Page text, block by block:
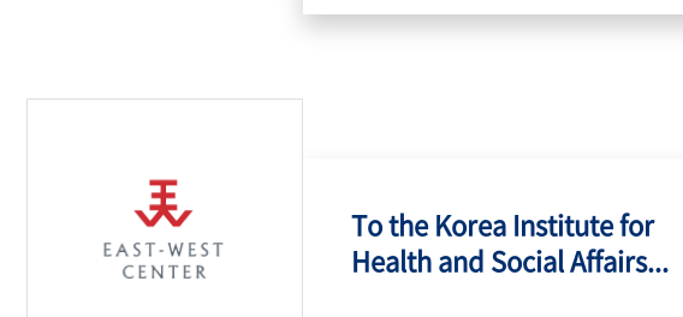
To the Korea Institute for
Health and Social Affairs...